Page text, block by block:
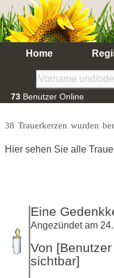
Home
73 Benutzer Online
38 Trauerkerzen wurden
Hier sehen Sie alle
Eine
Angezündet am
Von
sichtbar]